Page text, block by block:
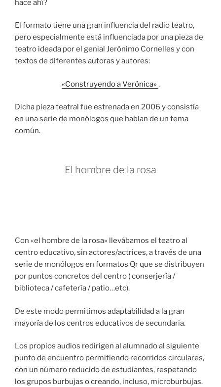
hace ahí?
El formato tiene una gran influencia del radio teatro,
pero especialmente está influenciada por una pieza de
teatro ideada por el genial Jerónimo Cornelles y con
textos de diferentes autoras y autores:
«Construyendo a Verónica» .
Dicha pieza teatral fue estrenada en 2006 y consistía
en una serie de monólogos que hablan de un tema
común.
El hombre de la rosa
Con «el hombre de la rosa» llevábamos el teatro al
centro educativo, sin actores/actrices, a través de una
serie de monólogos en formatos Qr que se distribuyen
por puntos concretos del centro ( conserjería /
biblioteca / cafetería / patio…etc).
De este modo permitimos adaptabilidad a la gran
mayoría de los centros educativos de secundaria.
Los propios audios redirigen al alumnado al siguiente
punto de encuentro permitiendo recorridos circulares,
con un número reducido de estudiantes, respetando
los grupos burbujas o creando, incluso, microburbujas.